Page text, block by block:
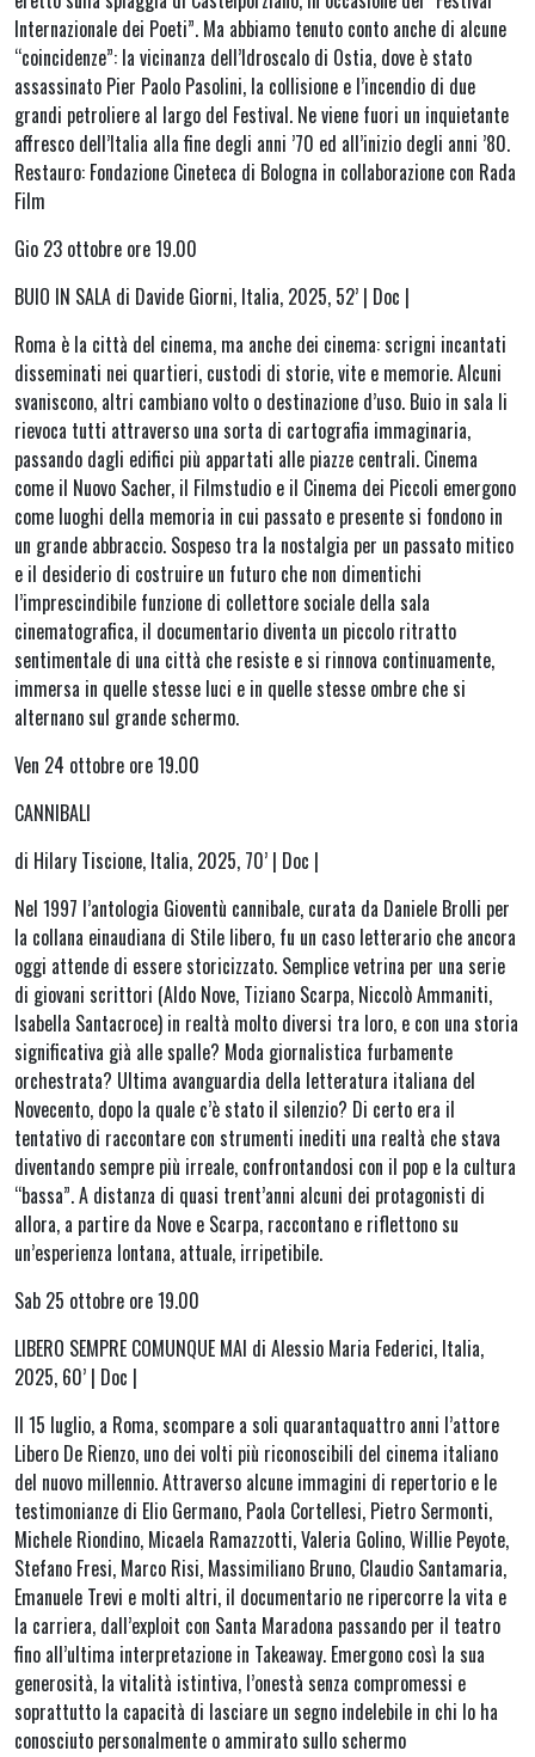
Internazionale dei Poeti”. Ma abbiamo tenuto conto anche di alcune
“coincidenze”: la vicinanza dell’Idroscalo di Ostia, dove è stato
assassinato Pier Paolo Pasolini, la collisione e l’incendio di due
grandi petroliere al largo del Festival. Ne viene fuori un inquietante
affresco dell’Italia alla fine degli anni ’70 ed all’inizio degli anni ’80.
Restauro: Fondazione Cineteca di Bologna in collaborazione con Rada
Film
Gio 23 ottobre ore 19.00
BUIO IN SALA di Davide Giorni, Italia, 2025, 52’ | Doc |
Roma è la città del cinema, ma anche dei cinema: scrigni incantati
disseminati nei quartieri, custodi di storie, vite e memorie. Alcuni
svaniscono, altri cambiano volto o destinazione d’uso. Buio in sala li
rievoca tutti attraverso una sorta di cartografia immaginaria,
passando dagli edifici più appartati alle piazze centrali. Cinema
come il Nuovo Sacher, il Filmstudio e il Cinema dei Piccoli emergono
come luoghi della memoria in cui passato e presente si fondono in
un grande abbraccio. Sospeso tra la nostalgia per un passato mitico
e il desiderio di costruire un futuro che non dimentichi
l’imprescindibile funzione di collettore sociale della sala
cinematografica, il documentario diventa un piccolo ritratto
sentimentale di una città che resiste e si rinnova continuamente,
immersa in quelle stesse luci e in quelle stesse ombre che si
alternano sul grande schermo.
Ven 24 ottobre ore 19.00
CANNIBALI
di Hilary Tiscione, Italia, 2025, 70’ | Doc |
Nel 1997 l’antologia Gioventù cannibale, curata da Daniele Brolli per
la collana einaudiana di Stile libero, fu un caso letterario che ancora
oggi attende di essere storicizzato. Semplice vetrina per una serie
di giovani scrittori (Aldo Nove, Tiziano Scarpa, Niccolò Ammaniti,
Isabella Santacroce) in realtà molto diversi tra loro, e con una storia
significativa già alle spalle? Moda giornalistica furbamente
orchestrata? Ultima avanguardia della letteratura italiana del
Novecento, dopo la quale c’è stato il silenzio? Di certo era il
tentativo di raccontare con strumenti inediti una realtà che stava
diventando sempre più irreale, confrontandosi con il pop e la cultura
“bassa”. A distanza di quasi trent’anni alcuni dei protagonisti di
allora, a partire da Nove e Scarpa, raccontano e riflettono su
un’esperienza lontana, attuale, irripetibile.
Sab 25 ottobre ore 19.00
LIBERO SEMPRE COMUNQUE MAI di Alessio Maria Federici, Italia,
2025, 60’ | Doc |
Il 15 luglio, a Roma, scompare a soli quarantaquattro anni l’attore
Libero De Rienzo, uno dei volti più riconoscibili del cinema italiano
del nuovo millennio. Attraverso alcune immagini di repertorio e le
testimonianze di Elio Germano, Paola Cortellesi, Pietro Sermonti,
Michele Riondino, Micaela Ramazzotti, Valeria Golino, Willie Peyote,
Stefano Fresi, Marco Risi, Massimiliano Bruno, Claudio Santamaria,
Emanuele Trevi e molti altri, il documentario ne ripercorre la vita e
la carriera, dall’exploit con Santa Maradona passando per il teatro
fino all’ultima interpretazione in Takeaway. Emergono così la sua
generosità, la vitalità istintiva, l’onestà senza compromessi e
soprattutto la capacità di lasciare un segno indelebile in chi lo ha
conosciuto personalmente o ammirato sullo schermo